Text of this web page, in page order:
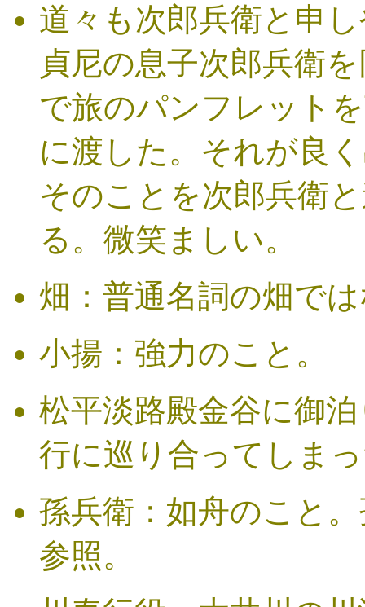
道々も次郎兵衛と申
貞尼の息子次郎兵衛
で旅のパンフレット
に渡した。それが良
そのことを次郎兵衛
る。微笑ましい。
畑：普通名詞の畑で
小揚：強力のこと。
松平淡路殿金谷に御
行に巡り合ってしま
孫兵衛：如舟のこと
参照。